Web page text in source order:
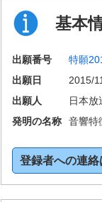
基本
出願番号 特願
出願日
2015/
出願人
日本放
発明の名称
音響特
登録者への連絡